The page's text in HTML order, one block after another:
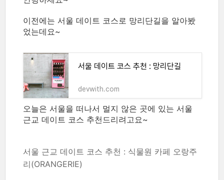
이전에는 서울 데이트 코스로 망리단길을 알아봤
었는데요~
서울 데이트 코스 추천 : 망리단길
devwith.com
오늘은 서울을 떠나서 멀지 않은 곳에 있는 서울
근교 데이트 코스 추천드리려고요~
서울 근교 데이트 코스 추천 : 식물원 카페 오랑주
리(ORANGERIE)